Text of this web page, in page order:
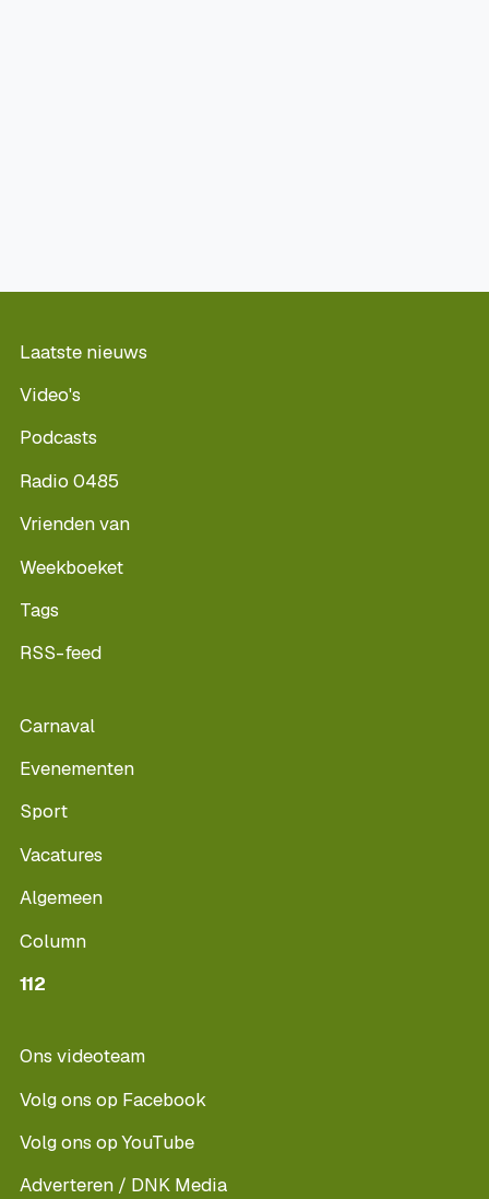
Laatste nieuws
Video's
Podcasts
Radio 0485
Vrienden van
Weekboeket
Tags
RSS-feed
Carnaval
Evenementen
Sport
Vacatures
Algemeen
Column
112
Ons videoteam
Volg ons op Facebook
Volg ons op YouTube
Adverteren / DNK Media